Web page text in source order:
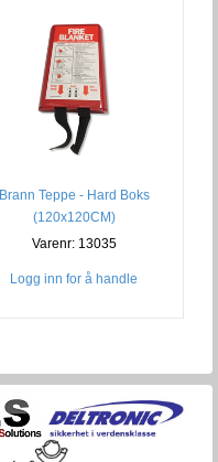
Brann Teppe - Hard Boks
(120x120CM)
Varenr: 13035
Logg inn for å handle